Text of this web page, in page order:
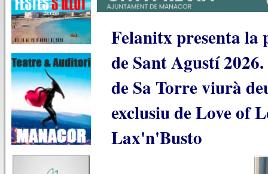
Felanitx presenta la
de Sant Agustí
de Sa Torre viurà
exclusiu de Love of
Lax'n'Busto